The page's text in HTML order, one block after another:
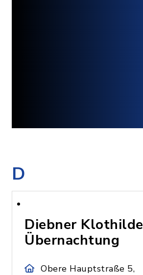
D
Diebner Klothilde
Übernachtung
Obere Hauptstraße 5,